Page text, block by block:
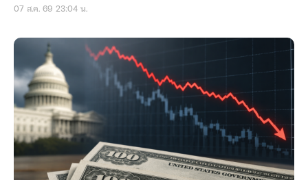
07 ส.ค. 69 23:04 น.